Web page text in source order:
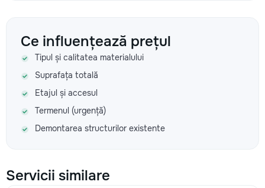
Ce influențează prețul
Tipul și calitatea materialului
Suprafața totală
Etajul și accesul
Termenul (urgență)
Demontarea structurilor existente
Servicii similare